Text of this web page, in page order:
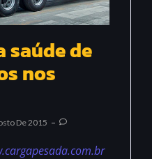
saúde de
nos
De 2015